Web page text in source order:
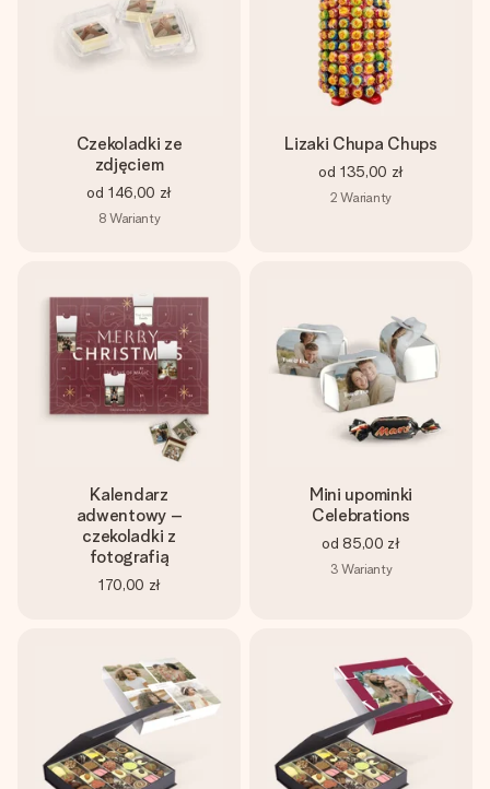
Czekoladki ze
zdjęciem
od 146,00 zł
8 Warianty
Lizaki Chupa Chups
od 135,00 zł
2 Warianty
Kalendarz
adwentowy –
czekoladki z
fotografią
170,00 zł
Mini upominki
Celebrations
od 85,00 zł
3 Warianty